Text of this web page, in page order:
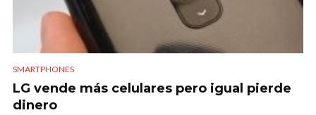
SMARTPHONES
LG vende más celulares pero igual pierde
dinero